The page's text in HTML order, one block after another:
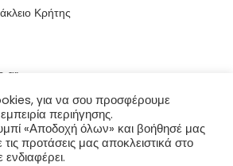
Κρήτης
© 2024 epantopoleio.gr
για να σου προσφέρουμε
περιήγησης.
«Αποδοχή όλων» και βοήθησέ μας
προτάσεις μας αποκλειστικά στο